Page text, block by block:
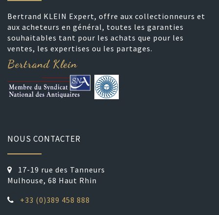
Bertrand KLEIN Expert, offre aux collectionneurs et
aux acheteurs en général, toutes les garanties
souhaitables tant pour les achats que pour les
ventes, les expertises ou les partages.
Bertrand Klein
NOUS CONTACTER
17-19 rue des Tanneurs
Mulhouse, 68 Haut Rhin
+33 (0)389 458 888